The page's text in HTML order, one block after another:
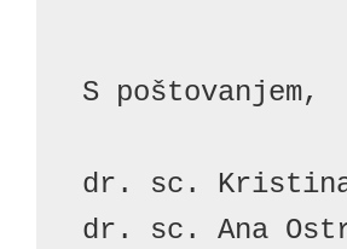
S poštovanjem,
dr. sc.
dr. sc. Ana